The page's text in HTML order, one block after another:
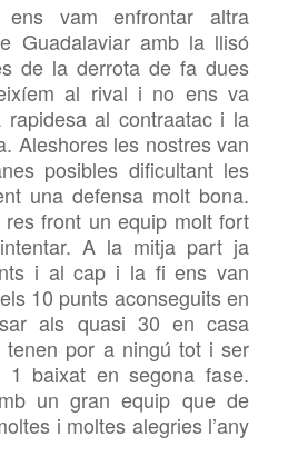
ens vam enfrontar altra
Guadalaviar amb la llisó
de la derrota de fa dues
al rival i no ens va
rapidesa al contraatac i la
Aleshores les nostres van
posibles dificultant les
una defensa molt bona.
front un equip molt fort
A la mitja part ja
i al cap i la fi ens van
10 punts aconseguits en
als quasi 30 en casa
tenen por a ningú tot i ser
baixat en segona fase.
un gran equip que de
i moltes alegries l’any